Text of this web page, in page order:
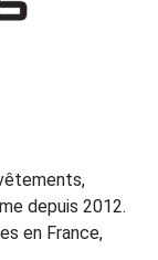
depuis 2012.
en France,